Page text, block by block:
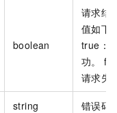
boolean
请求结
值如下
true：
功。
请求失
string 错误码